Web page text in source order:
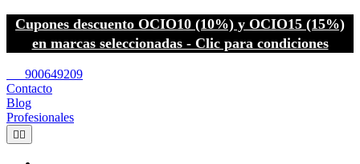
Cupones descuento OCIO10 (10%) y OCIO15 (15%)
en marcas seleccionadas - Clic para condiciones
900649209
Contacto
Blog
Profesionales
 